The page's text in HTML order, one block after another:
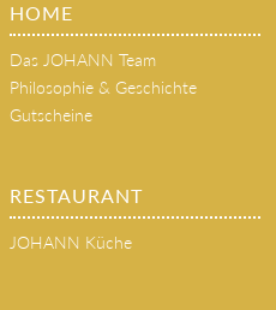
HOME
Das JOHANN Team
Philosophie & Geschichte
Gutscheine
RESTAURANT
JOHANN Küche